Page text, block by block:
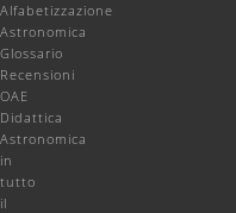
Alfabetizzazione
Astronomica
Glossario
Recensioni
OAE
Didattica
Astronomica
in
tutto
il